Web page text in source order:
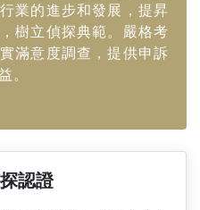
業的進步和發展，提昇
樹立偵探典範。嚴格考
滿意度調查，提供申訴
。
認證